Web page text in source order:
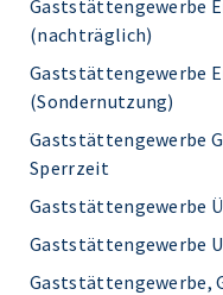
Gaststättengewerbe
(nachträglich)
Gaststättengewerbe
(Sondernutzung)
Gaststättengewerbe
Sperrzeit
Gaststättengewerbe
Gaststättengewerbe
Gaststättengewerbe,